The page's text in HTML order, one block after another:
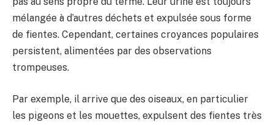
mélangée à d’autres déchets et expulsée sous forme
de fientes. Cependant, certaines croyances populaires
persistent, alimentées par des observations
trompeuses.
Par exemple, il arrive que des oiseaux, en particulier
les pigeons et les mouettes, expulsent des fientes très